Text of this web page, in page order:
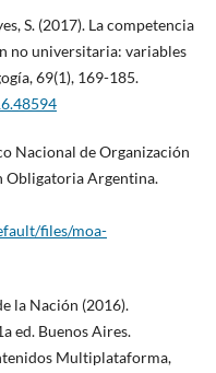
S. (2017). La competencia
no universitaria: variables
69(1), 169-185.
Nacional de Organización
Obligatoria Argentina.
files/moa-
la Nación (2016).
ed. Buenos Aires.
Multiplataforma,